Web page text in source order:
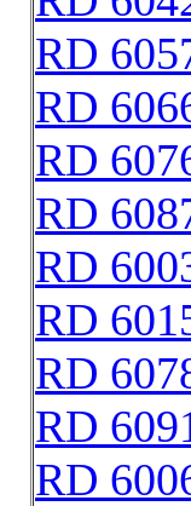
RD
RD
RD
RD
RD
RD
RD
RD
RD